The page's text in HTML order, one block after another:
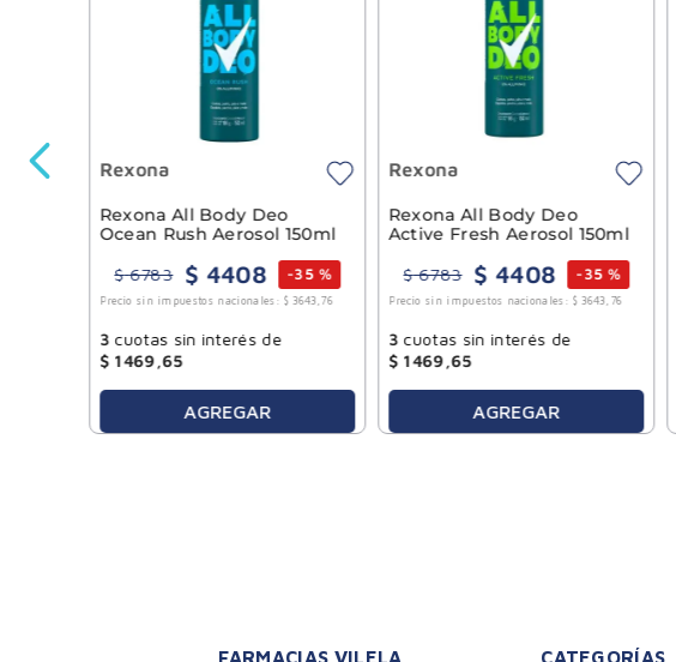
Rexona
Rexona All Body Deo
Ocean Rush Aerosol 150ml
$ 6783 $ 4408 -35 %
Precio sin impuestos nacionales: $ 3643 76
3 cuotas sin interés de
$ 1469,65
AGREGAR
Rexona
Rexona All Body Deo
Active Fresh Aerosol 150ml
$ 6783 $ 4408 -35 %
Precio sin impuestos nacionales: $ 3643 76
3 cuotas sin interés de
$ 1469,65
AGREGAR
FARMACIAS VILELA CATEGORÍAS